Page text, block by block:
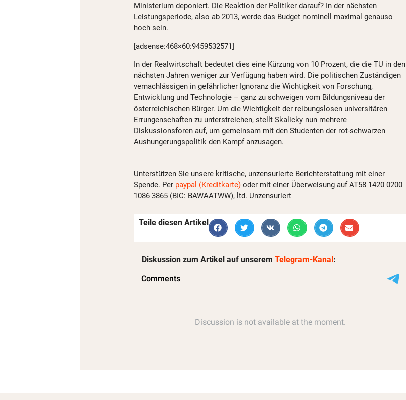
Ministerium deponiert. Die Reaktion der Politiker darauf? In der nächsten
Leistungsperiode, also ab 2013, werde das Budget nominell maximal genauso
hoch sein.
[adsense:468×60:9459532571]
In der Realwirtschaft bedeutet dies eine Kürzung von 10 Prozent, die die TU in den
nächsten Jahren weniger zur Verfügung haben wird. Die politischen Zuständigen
vernachlässigen in gefährlicher Ignoranz die Wichtigkeit von Forschung,
Entwicklung und Technologie – ganz zu schweigen vom Bildungsniveau der
österreichischen Bürger. Um die Wichtigkeit der reibungslosen universitären
Errungenschaften zu unterstreichen, stellt Skalicky nun mehrere
Diskussionsforen auf, um gemeinsam mit den Studenten der rot-schwarzen
Aushungerungspolitik den Kampf anzusagen.
Unterstützen Sie unsere kritische, unzensurierte Berichterstattung mit einer
Spende. Per paypal (Kreditkarte) oder mit einer Überweisung auf AT58 1420 0200
1086 3865 (BIC: BAWAATWW), ltd. Unzensuriert
Teile diesen Artikel
Diskussion zum Artikel auf unserem Telegram-Kanal: